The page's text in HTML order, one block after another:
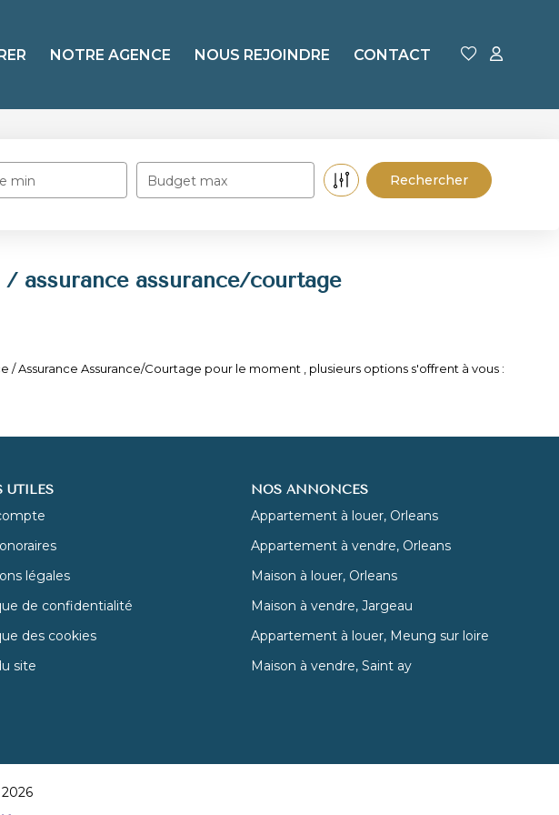
NOTRE AGENCE NOUS REJOINDRE CONTACT
min Budget max
assurance assurance/courtage
Assurance Assurance/Courtage pour le moment , plusieurs options s'offrent à vous :
UTILES
légales
de confidentialité
des cookies
site
NOS ANNONCES
Appartement à louer, Orleans
Appartement à vendre, Orleans
Maison à louer, Orleans
Maison à vendre, Jargeau
Appartement à louer, Meung sur loire
Maison à vendre, Saint ay